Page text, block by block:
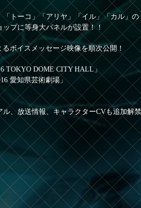
トーコ」「アリヤ」「イル」「カル」
プに等身大パネルが設置！！
ボイスメッセージ映像を順次公開！
TOKYO DOME CITY HALL」
愛知県芸術劇場」
、放送情報、キャラクターCVも追加解